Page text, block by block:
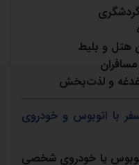
هتل و بلیط
و لذت‌بخش
با اتوبوس و خودروی
اتوبوس یا خودروی شخصی